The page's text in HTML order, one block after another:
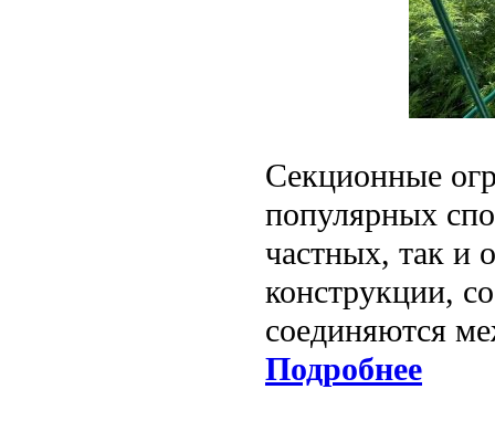
Секционные
популярных
частных, так и
конструкции,
соединяются
Подробнее